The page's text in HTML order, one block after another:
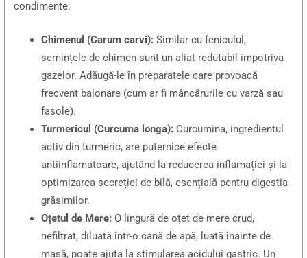
condimente.
Chimenul (Carum carvi): Similar cu feniculul,
semințele de chimen sunt un aliat redutabil împotriva
gazelor. Adăugă-le în preparatele care provoacă
frecvent balonare (cum ar fi mâncărurile cu varză sau
fasole).
Turmericul (Curcuma longa): Curcumina, ingredientul
activ din turmeric, are puternice efecte
antiinflamatoare, ajutând la reducerea inflamației și la
optimizarea secreției de bilă, esențială pentru digestia
grăsimilor.
Oțetul de Mere: O lingură de oțet de mere crud,
nefiltrat, diluată într-o cană de apă, luată înainte de
masă, poate ajuta la stimularea acidului gastric. Un